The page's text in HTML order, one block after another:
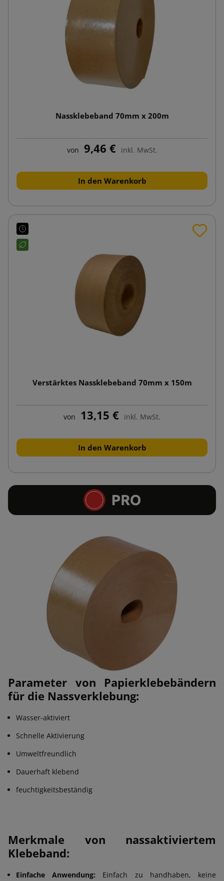
Nassklebeband 70mm x 200m
von 9,46 € inkl. MwSt.
In den Warenkorb
Verstärktes Nassklebeband 70mm x 150m
von 13,15 € inkl. MwSt.
In den Warenkorb
Parameter von Papierklebebändern
für die Nassverklebung:
Wasser-aktiviert
Schnelle Aktivierung
Umweltfreundlich
Dauerhaft klebend
feuchtigkeitsbeständig
Merkmale von nassaktiviertem
Klebeband:
Einfache Anwendung: Einfach zu handhaben, keine